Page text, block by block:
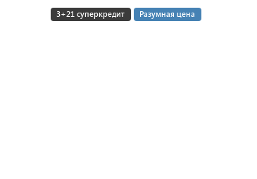
3+21 суперкредит Разумная цена